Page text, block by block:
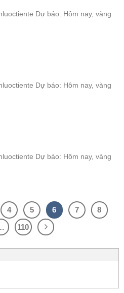
Dự báo: Hôm nay, vàng
Dự báo: Hôm nay, vàng
Dự báo: Hôm nay, vàng
4 5 6 7
8
110